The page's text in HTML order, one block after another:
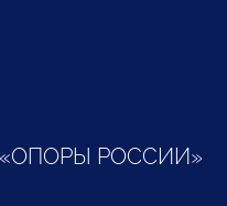
«ОПОРЫ РОССИИ»